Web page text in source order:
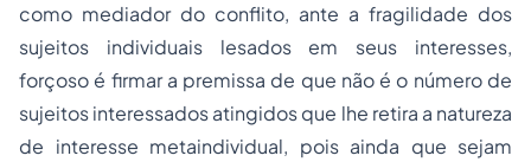
como mediador do conflito, ante a fragilidade dos
sujeitos individuais lesados em seus interesses,
forçoso é firmar a premissa de que não é o número de
sujeitos interessados atingidos que lhe retira a natureza
de interesse metaindividual, pois ainda que sejam